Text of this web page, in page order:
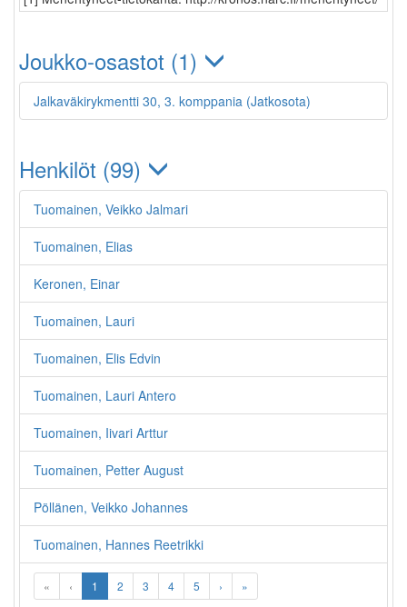
Joukko-osastot (1)
Jalkaväkirykmentti 30, 3. komppania (Jatkosota)
Henkilöt (99)
Tuomainen, Veikko Jalmari
Tuomainen, Elias
Keronen, Einar
Tuomainen, Lauri
Tuomainen, Elis Edvin
Tuomainen, Lauri Antero
Tuomainen, Iivari Arttur
Tuomainen, Petter August
Pöllänen, Veikko Johannes
Tuomainen, Hannes Reetrikki
« ‹ 1 2 3 4 5 › »